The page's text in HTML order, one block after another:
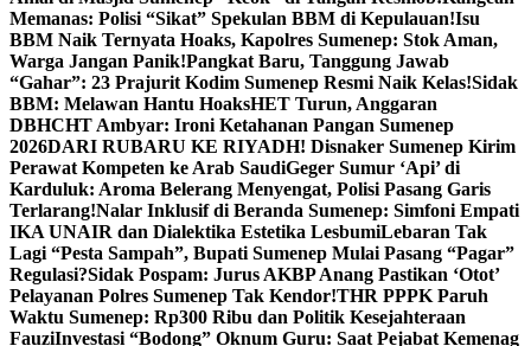
Memanas: Polisi “Sikat” Spekulan BBM di Kepulauan!Isu
BBM Naik Ternyata Hoaks, Kapolres Sumenep: Stok Aman,
Warga Jangan Panik!Pangkat Baru, Tanggung Jawab
“Gahar”: 23 Prajurit Kodim Sumenep Resmi Naik Kelas!Sidak
BBM: Melawan Hantu HoaksHET Turun, Anggaran
DBHCHT Ambyar: Ironi Ketahanan Pangan Sumenep
2026DARI RUBARU KE RIYADH! Disnaker Sumenep Kirim
Perawat Kompeten ke Arab SaudiGeger Sumur ‘Api’ di
Karduluk: Aroma Belerang Menyengat, Polisi Pasang Garis
Terlarang!Nalar Inklusif di Beranda Sumenep: Simfoni Empati
IKA UNAIR dan Dialektika Estetika LesbumiLebaran Tak
Lagi “Pesta Sampah”, Bupati Sumenep Mulai Pasang “Pagar”
Regulasi?Sidak Pospam: Jurus AKBP Anang Pastikan ‘Otot’
Pelayanan Polres Sumenep Tak Kendor!THR PPPK Paruh
Waktu Sumenep: Rp300 Ribu dan Politik Kesejahteraan
FauziInvestasi “Bodong” Oknum Guru: Saat Pejabat Kemenag